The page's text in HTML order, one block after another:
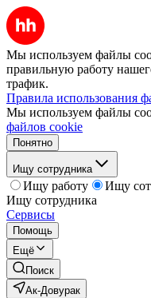
Мы используем файлы
правильную работу
трафик.
Правила использования
Мы используем файлы
файлов cookie
Понятно
Ищу сотрудника
Ищу работу
Ищу
Ищу сотрудника
Сервисы
Помощь
Ещё
Поиск
Ак-Довурак